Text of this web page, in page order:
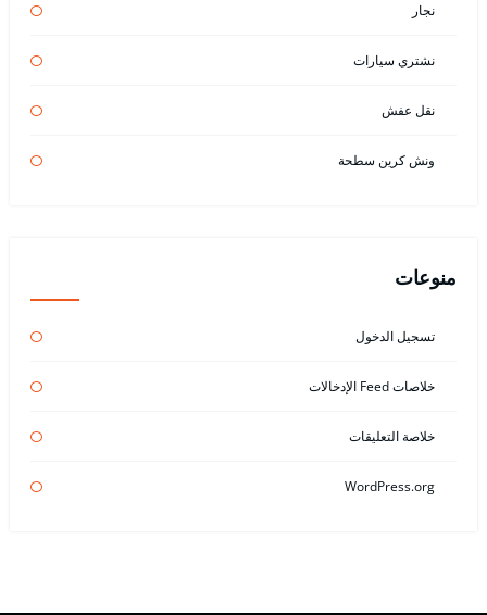
نجار
نشتري سيارات
نقل عفش
ونش كرين سطحة
منوعات
تسجيل الدخول
خلاصات Feed الإدخالات
خلاصة التعليقات
WordPress.org